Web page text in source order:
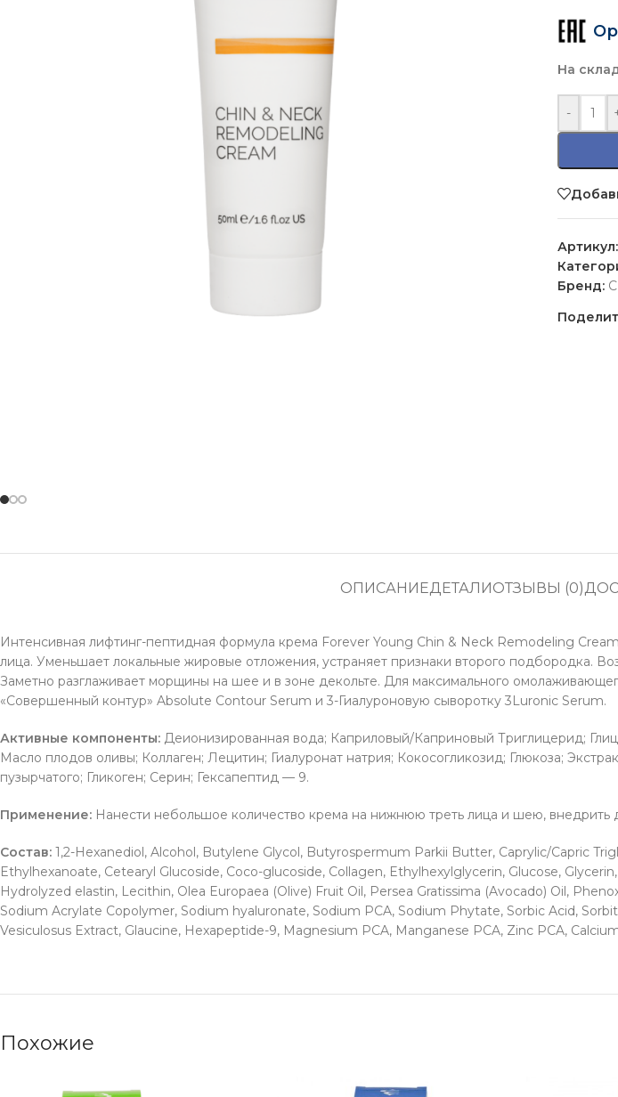
На
-
Артикул:
Бренд:
ОПИСАНИЕДЕТАЛИОТЗЫВЫ (0)
Интенсивная лифтинг-пептидная формула крема Forever Young Chin & Neck Remodeling
лица. Уменьшает локальные жировые отложения, устраняет признаки второго подбородка.
Заметно разглаживает морщины на шее и в зоне декольте. Для максимального
«Совершенный контур» Absolute Contour Serum и 3-Гиалуроновую сыворотку 3Luronic Serum.
Активные компоненты: Деионизированная вода; Каприловый/Каприновый Триглицерид;
Масло плодов оливы; Коллаген; Лецитин; Гиалуронат натрия; Кокосогликозид; Глюкоза;
пузырчатого; Гликоген; Серин; Гексапептид — 9.
Применение: Нанести небольшое количество крема на нижнюю треть лица и шею, внедрить
Состав: 1,2-Hexanediol, Alcohol, Butylene Glycol, Butyrospermum Parkii Butter, Caprylic/Capric
Ethylhexanoate, Cetearyl Glucoside, Coco-glucoside, Collagen, Ethylhexylglycerin, Glucose,
Hydrolyzed elastin, Lecithin, Olea Europaea (Olive) Fruit Oil, Persea Gratissima (Avocado) Oil,
Sodium Acrylate Copolymer, Sodium hyaluronate, Sodium PCA, Sodium Phytate, Sorbic Acid,
Vesiculosus Extract, Glaucine, Hexapeptide-9, Magnesium PCA, Manganese PCA, Zinc PCA,
Похожие